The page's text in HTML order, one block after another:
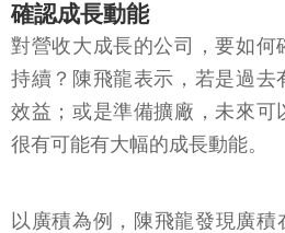
確認成長動能
對營收大成長的公司，要如何
持續？陳飛龍表示，若是過去
效益；或是準備擴廠，未來可
很有可能有大幅的成長動能。
以廣積為例，陳飛龍發現廣積